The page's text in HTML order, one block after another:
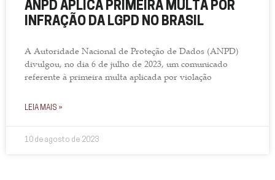
ANPD APLICA PRIMEIRA MULTA POR
INFRAÇÃO DA LGPD NO BRASIL
A Autoridade Nacional de Proteção de Dados (ANPD)
divulgou, no dia 6 de julho de 2023, um comunicado
referente à primeira multa aplicada por violação
LEIA MAIS »
10 de agosto de 2023